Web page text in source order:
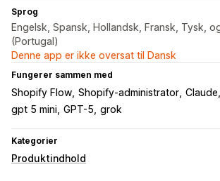
Sprog
Engelsk, Spansk, Hollandsk, Fransk, Tysk,
(Portugal)
Denne app er ikke oversat til Dansk
Fungerer sammen med
Shopify Flow Shopify-administrator Claude
gpt 5 mini GPT-5 grok
Kategorier
Produktindhold